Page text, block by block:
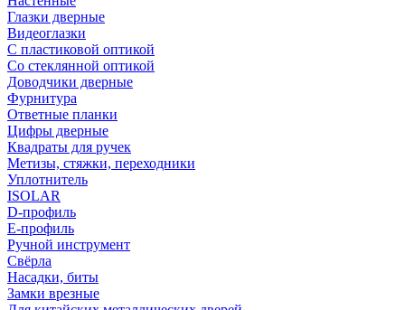
Глазки дверные
Видеоглазки
С пластиковой оптикой
Со стеклянной оптикой
Доводчики дверные
Фурнитура
Ответные планки
Цифры дверные
Квадраты для ручек
Метизы, стяжки, переходники
Уплотнитель
ISOLAR
D-профиль
Е-профиль
Ручной инструмент
Свёрла
Насадки, биты
Замки врезные